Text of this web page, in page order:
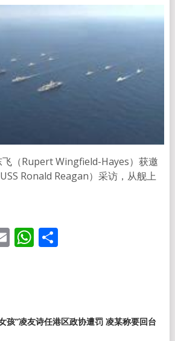
飞（Rupert Wingfield-Hayes）获邀
Ronald Reagan）采访，从舰上
EmailWhatsApp
分
孩”凌友诗任港区政协遭罚 凌某称要回台